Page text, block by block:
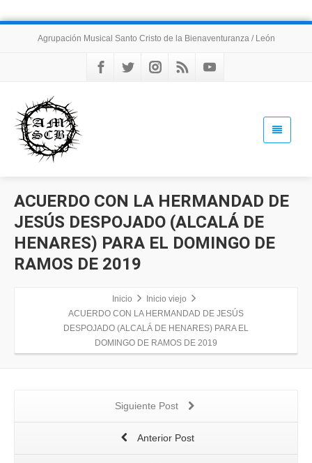
Agrupación Musical Santo Cristo de la Bienaventuranza / León
ACUERDO CON LA HERMANDAD DE
JESÚS DESPOJADO (ALCALÁ DE
HENARES) PARA EL DOMINGO DE
RAMOS DE 2019
Inicio
Inicio viejo
ACUERDO CON LA HERMANDAD DE JESÚS
DESPOJADO (ALCALÁ DE HENARES) PARA EL
DOMINGO DE RAMOS DE 2019
Siguiente Post
Anterior Post